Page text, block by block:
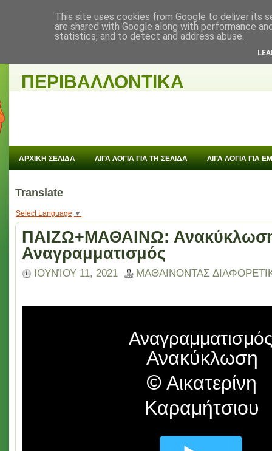
ΠΕΡΙΒΑΛΛΟΝΤΙΚΑ
ΑΡΧΙΚΗ ΣΕΛΙΔΑ ΛΙΓΑ ΛΟΓΙΑ ΓΙΑ ΤΗ ΣΕΛΙΔΑ ΛΙΓΑ ΛΟΓΙΑ ΓΙΑ
Translate
Select Language ▼
ΠΑΙΖΩ+ΜΑΘΑΙΝΩ:
Αναγραμματισμός
ΙΟΥΝΊΟΥ 11, 2021 ΜΑΘΑΙΝΟΝΤΑΣ
This site uses cookies from Google to deliver its
are shared with Google along with performance
statistics, and to detect and address abuse.